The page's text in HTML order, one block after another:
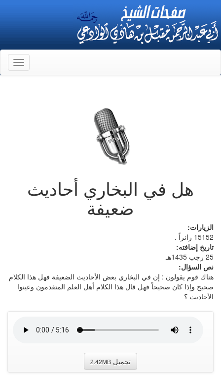
هل في البخاري أحاديث
ضعيفة
الزيارات:
15152 زائراً .
تاريخ إضافته:
25 رجب 1435هـ
نص السؤال:
هناك قوم يقولون : إن في البخاري بعض الأحاديث الضعيفة فهل هذا الكلام
صحيح وإذا كان صحيحاً فهل قال هذا الكلام أهل العلم المتقدمون وعينوا
الأحاديث ؟
تحميل 2.42MB